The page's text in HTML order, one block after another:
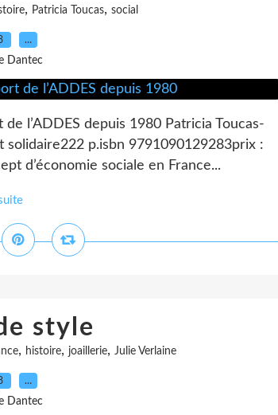
, Patricia Toucas, social
…
Dantec
l’ADDES depuis 1980 Patricia Toucas-
solidaire222 p.isbn 9791090129283prix :
d’économie sociale en France...
style
, histoire, joaillerie, Julie Verlaine
…
Dantec